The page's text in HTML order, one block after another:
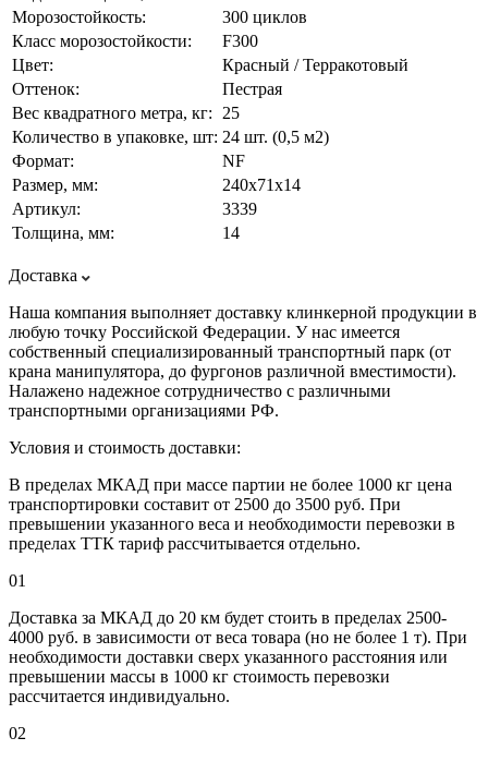
Морозостойкость:
300 циклов
Класс морозостойкости:
F300
Цвет:
Красный / Терракотовый
Оттенок:
Пестрая
Вес квадратного метра, кг:
25
Количество в упаковке, шт: 24 шт. (0,5 м2)
Формат:
NF
Размер, мм:
240х71х14
Артикул:
3339
Толщина, мм:
14
Доставка
Наша компания выполняет доставку клинкерной продукции в
любую точку Российской Федерации. У нас имеется
собственный специализированный транспортный парк (от
крана манипулятора, до фургонов различной вместимости).
Налажено надежное сотрудничество с различными
транспортными организациями РФ.
Условия и стоимость доставки:
В пределах МКАД при массе партии не более 1000 кг цена
транспортировки составит от 2500 до 3500 руб. При
превышении указанного веса и необходимости перевозки в
пределах ТТК тариф рассчитывается отдельно.
01
Доставка за МКАД до 20 км будет стоить в пределах 2500-
4000 руб. в зависимости от веса товара (но не более 1 т). При
необходимости доставки сверх указанного расстояния или
превышении массы в 1000 кг стоимость перевозки
рассчитается индивидуально.
02